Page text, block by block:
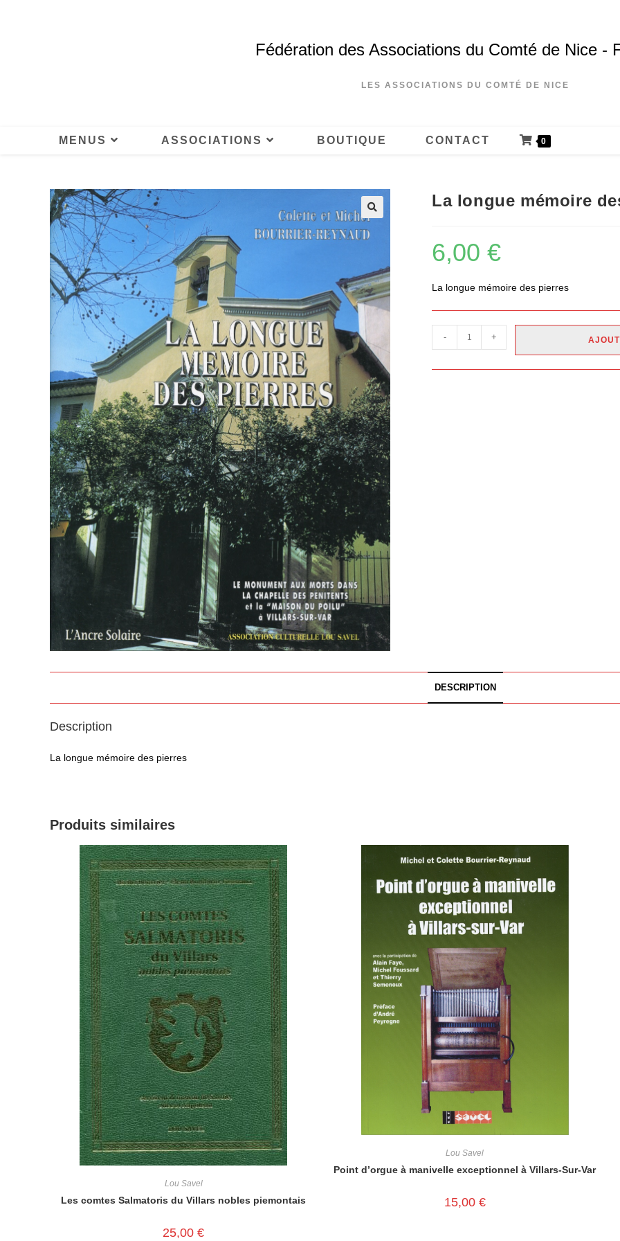
Fédération des Associations du Comté de Nice -
LES ASSOCIATIONS DU COMTÉ DE NICE
MENUS ASSOCIATIONS BOUTIQUE CONTACT 0
La longue mémoire
6,00 €
La longue mémoire des pierres
- +
DESCRIPTION
Description
La longue mémoire des pierres
Produits similaires
Lou Savel
Les comtes Salmatoris du Villars nobles piemontais
25,00€
Lou Savel
Point d’orgue à manivelle exceptionnel à Villars-Sur-Var
15,00 €